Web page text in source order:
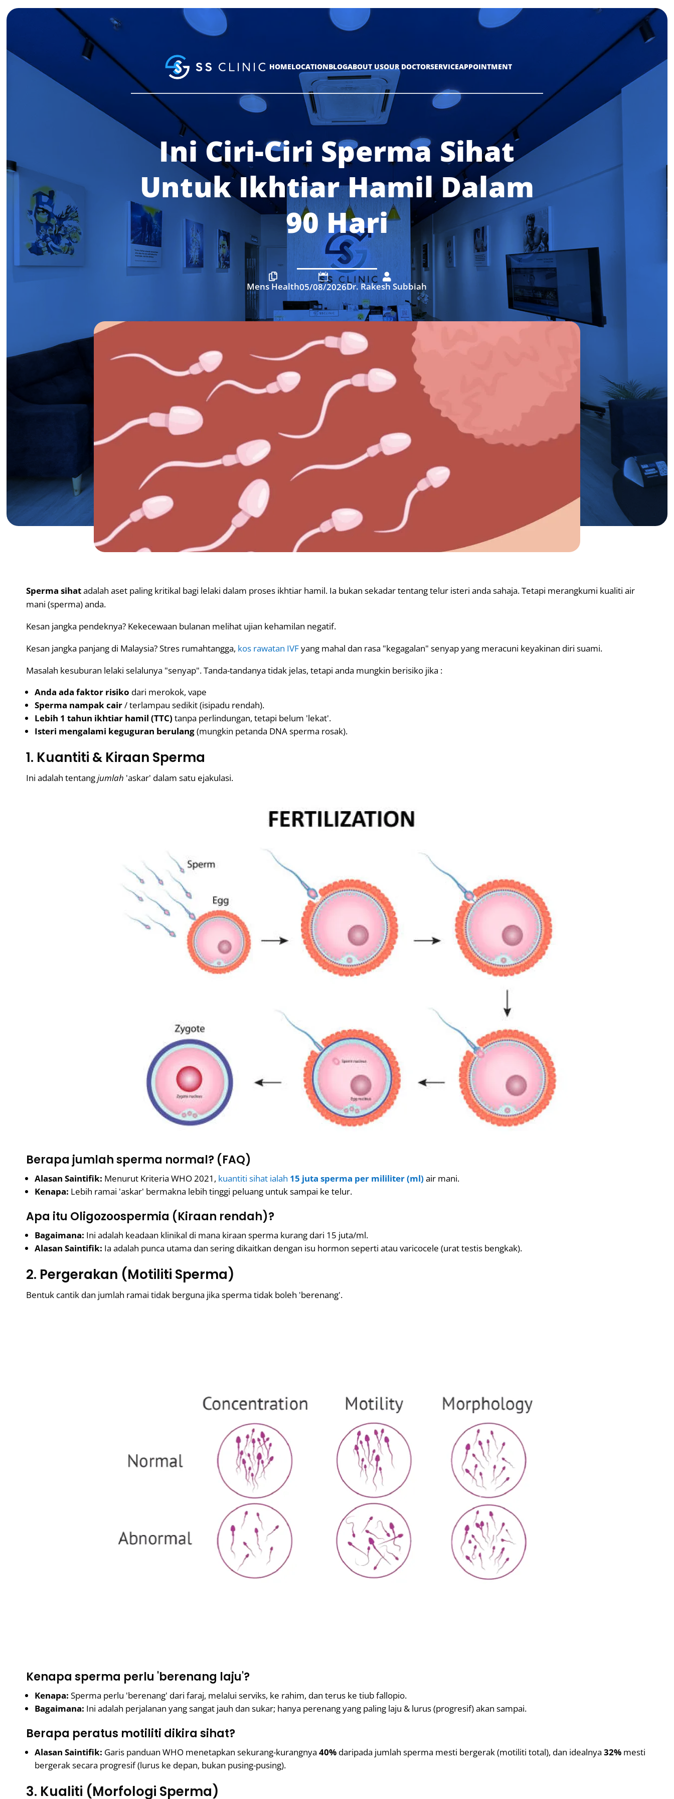
HOMELOCATIONBLOGABOUT USOUR DOCTORSERVICEAPPOINTMENT
Ini Ciri-Ciri Sperma Sihat
Untuk Ikhtiar Hamil Dalam
90 Hari

Mens Health

05/08/2026

Dr. Rakesh Subbiah
Sperma sihatadalah aset paling kritikal bagi lelaki dalam proses ikhtiar hamil. Ia bukan sekadar tentang telur isteri anda sahaja. Tetapi merangkumi kualiti air
mani (sperma) anda.
Kesan jangka pendeknya? Kekecewaan bulanan melihat ujian kehamilan negatif.
Kesan jangka panjang di Malaysia? Stres rumahtangga, kos rawatan IVFyang mahal dan rasa "kegagalan" senyap yang meracuni keyakinan diri suami.
Masalah kesuburan lelaki selalunya "senyap". Tanda-tandanya tidak jelas, tetapi anda mungkin berisiko jika :
Anda ada faktor risiko dari merokok, vape
Sperma nampak cair/ terlampau sedikit (isipadu rendah).
Lebih 1 tahun ikhtiar hamil (TTC) tanpa perlindungan, tetapi belum 'lekat'.
Isteri mengalami keguguran berulang(mungkin petanda DNA sperma rosak).
1. Kuantiti & Kiraan Sperma
Ini adalah tentangjumlah 'askar' dalam satu ejakulasi.
Berapa jumlah sperma normal? (FAQ)
Alasan Saintifik: Menurut Kriteria WHO 2021, kuantiti sihat ialah 15 juta sperma per mililiter (ml) air mani.
Kenapa: Lebih ramai 'askar' bermakna lebih tinggi peluang untuk sampai ke telur.
Apa itu Oligozoospermia (Kiraan rendah)?
Bagaimana: Ini adalah keadaan klinikal di mana kiraan sperma kurang dari 15 juta/ml.
Alasan Saintifik: Ia adalah punca utama dan sering dikaitkan dengan isu hormon seperti atau varicocele (urat testis bengkak).
2. Pergerakan (Motiliti Sperma)
Bentuk cantik dan jumlah ramai tidak berguna jika sperma tidak boleh 'berenang'.
Kenapa sperma perlu 'berenang laju'?
Kenapa: Sperma perlu 'berenang' dari faraj, melalui serviks, ke rahim, dan terus ke tiub fallopio.
Bagaimana: Ini adalah perjalanan yang sangat jauh dan sukar; hanya perenang yang paling laju & lurus (progresif) akan sampai.
Berapa peratus motiliti dikira sihat?
Alasan Saintifik: Garis panduan WHO menetapkan sekurang-kurangnya 40% daripada jumlah sperma mesti bergerak (motiliti total), dan idealnya 32% mesti
bergerak secara progresif (lurus ke depan, bukan pusing-pusing).
3. Kualiti (Morfologi Sperma)